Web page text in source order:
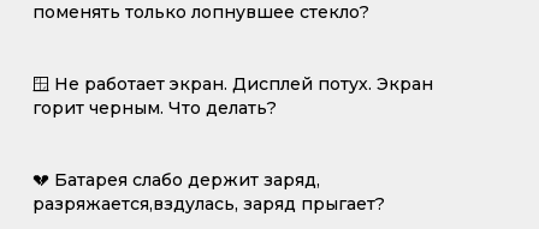
поменять только лопнувшее стекло?
🪟 Не работает экран. Дисплей потух. Экран
горит черным. Что делать?
💔 Батарея слабо держит заряд,
разряжается,вздулась, заряд прыгает?